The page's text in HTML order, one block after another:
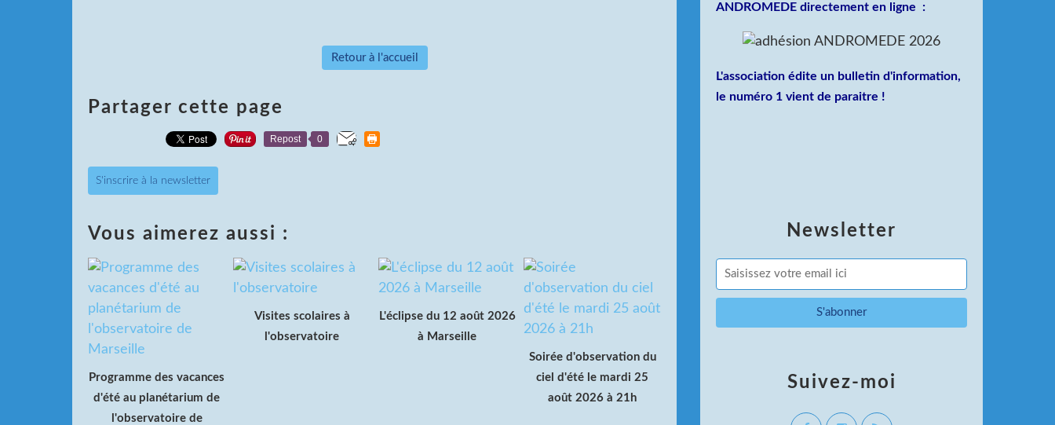
Retour à l'accueil
Partager cette page
Repost 0
S'inscrire à la newsletter
Vous aimerez aussi :
Programme des vacances
d'été au planétarium de
l'observatoire de
Visites scolaires à
l'observatoire
L'éclipse du 12 août 2026
à Marseille
Soirée d'observation du
ciel d'été le mardi 25
août 2026 à 21h
Newsletter
Suivez-moi
ANDROMEDE directement en ligne :
L'association édite un bulletin d'information,
le numéro 1 vient de paraitre !